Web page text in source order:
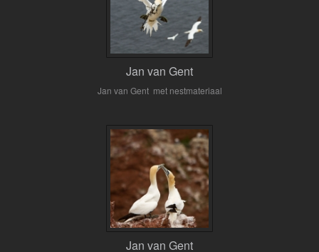
Jan van Gent
Jan van Gent met nestmateriaal
Jan van Gent